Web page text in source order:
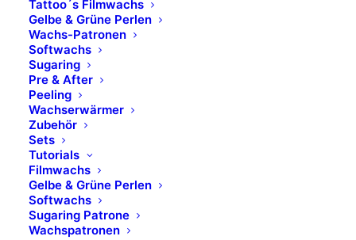
Tattoo´s Filmwachs
Gelbe & Grüne Perlen
Wachs-Patronen
Softwachs
Sugaring
Pre & After
Peeling
Wachserwärmer
Zubehör
Sets
Tutorials
Filmwachs
Gelbe & Grüne Perlen
Softwachs
Sugaring Patrone
Wachspatronen
DIISOSTEARATE, BUTYROSPERMUM PARKII
BUTTER, GLYCERYL ROSINATE, MICA, SILICA,
SOYBEAN GLYCERIDES, COPERNICIA CERIFERA
CERA, BUTYROSPERMUM PARKII BUTTER
UNSAPONIFIABLES, OLEA EUROPAEA OIL
UNSAPONIFIABLES, COCOGLYCERIDES, 1,2-
HEXANEDIOL, CAPRYLYL GLYCOL, ARGANIA
SPINOSA KERNEL OIL, ETHYL VANILLIN,
HELIANTHUS ANNUUS SEED OIL, ROSA MOSCHATA
SEED OIL, PRUNUS ARMENIACA KERNEL OIL,
ROSMARINUS OFFICINALIS LEAF EXTRACT,